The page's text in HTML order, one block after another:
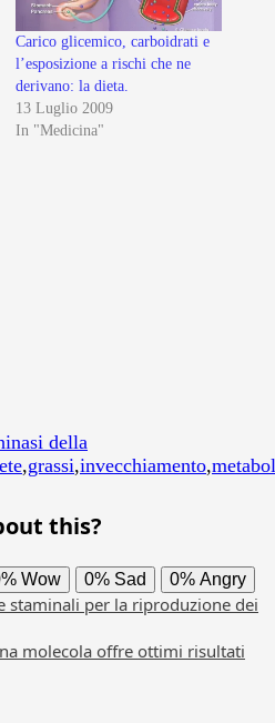
Carico glicemico, carboidrati e
l’esposizione a rischi che ne
derivano: la dieta.
13 Luglio 2009
In "Medicina"
della
,grassi,invecchiamento,
this?
Wow 0% Sad 0% Angry
staminali per la riproduzione dei
molecola offre ottimi risultati